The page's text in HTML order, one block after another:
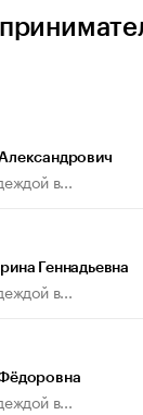
в...
Геннадьевна
в...
в...